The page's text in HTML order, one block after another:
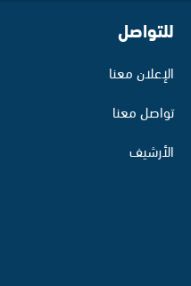
للتواصل
الإعلان معنا
تواصل معنا
الأرشيف